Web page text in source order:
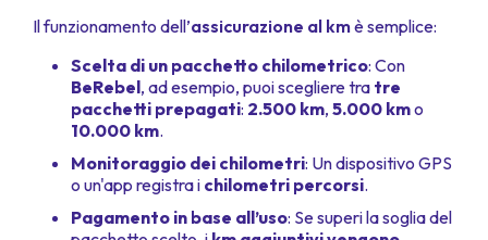
Il funzionamento dell’assicurazione al kmè semplice:
Scelta di un pacchetto chilometrico: Con
BeRebel, ad esempio, puoi scegliere tra tre
pacchetti prepagati: 2.500 km, 5.000 kmo
10.000 km.
Monitoraggio dei chilometri: Un dispositivo GPS
o un'app registra i chilometri percorsi.
Pagamento in base all’uso: Se superi la soglia del